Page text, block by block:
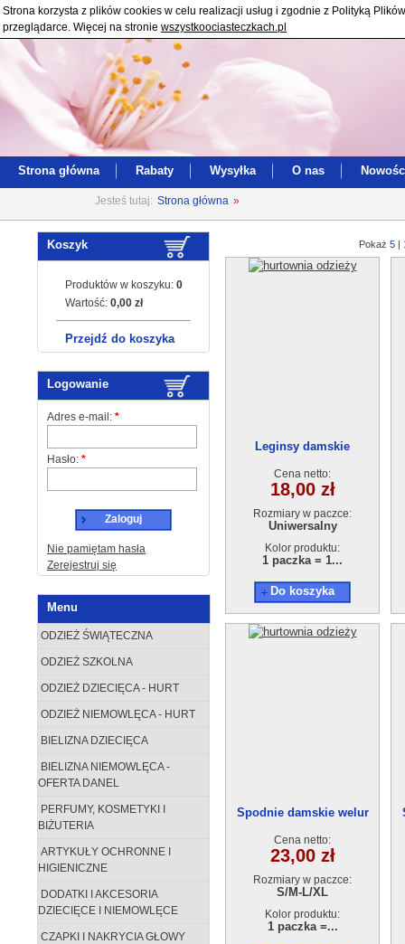
Strona korzysta z plików cookies w celu realizacji usług i zgodnie z Polityką
przeglądarce. Więcej na stronie wszystkoociasteczkach.pl
Strona główna Rabaty Wysyłka O nas
Jesteś tutaj: Strona główna »
Koszyk
Produktów w koszyku: 0
Wartość: 0,00 zł
Przejdź do koszyka
Logowanie
Adres e-mail: *
Hasło: *
Zaloguj
Nie pamiętam hasła
Zerejestruj się
Menu
ODZIEŻ ŚWIĄTECZNA
ODZIEŻ SZKOLNA
ODZIEŻ DZIECIĘCA - HURT
ODZIEŻ NIEMOWLĘCA - HURT
BIELIZNA DZIECIĘCA
BIELIZNA NIEMOWLĘCA -
OFERTA DANEL
PERFUMY, KOSMETYKI I
BIŻUTERIA
ARTYKUŁY OCHRONNE I
HIGIENICZNE
DODATKI I AKCESORIA
DZIECIĘCE I NIEMOWLĘCE
CZAPKI I NAKRYCIA GŁOWY
Pokaż 5 |
Leginsy damskie
Cena netto:
18,00 zł
Rozmiary w paczce:
Uniwersalny
Kolor produktu:
1 paczka = 1...
Do koszyka
Spodnie damskie welur
Cena netto:
23,00 zł
Rozmiary w paczce:
S/M-L/XL
Kolor produktu:
1 paczka =...